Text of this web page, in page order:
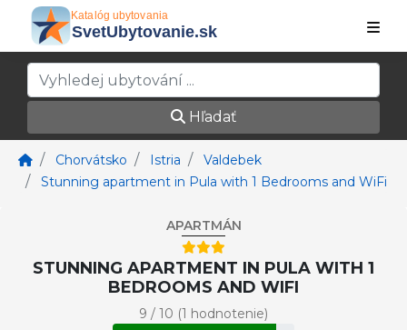
Hľadať
Chorvátsko Istria
Valdebek
Stunning apartment in Pula with 1 Bedrooms and WiFi
APARTMÁN
STUNNING APARTMENT IN PULA WITH 1
BEDROOMS AND WIFI
9 / 10 (1 hodnotenie)